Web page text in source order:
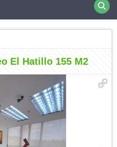
El Hatillo 155 M2